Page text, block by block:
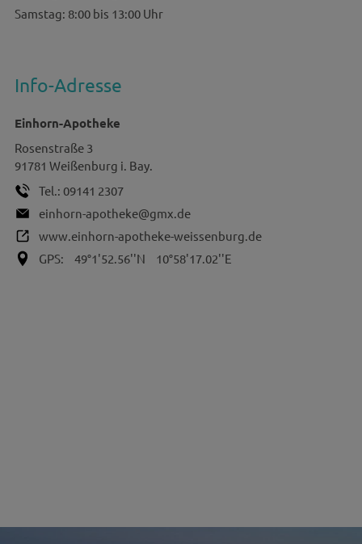
Samstag: 8:00 bis 13:00 Uhr
Info-Adresse
Einhorn-Apotheke
Rosenstraße 3
91781 Weißenburg i. Bay.
Tel.: 09141 2307
einhorn-apotheke@gmx.de
www.einhorn-apotheke-weissenburg.de
GPS:
49°1'52.56''N 10°58'17.02''E